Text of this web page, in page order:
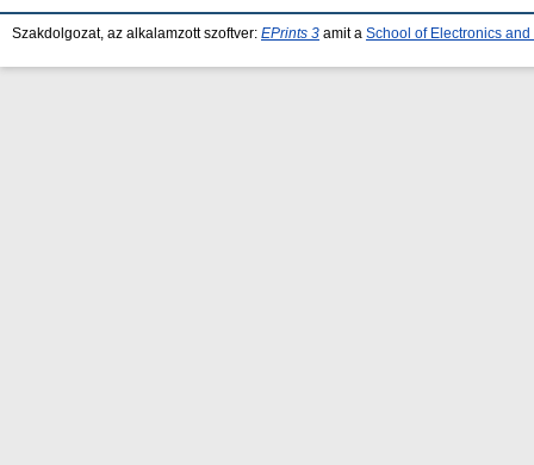
Szakdolgozat, az alkalamzott szoftver: EPrints 3 amit a School of Electronics